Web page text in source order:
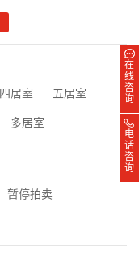
四居室 五居室
多居室
暂停拍卖
在
线
咨
询
电
话
咨
询